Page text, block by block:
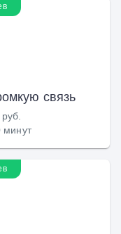
связь
минут